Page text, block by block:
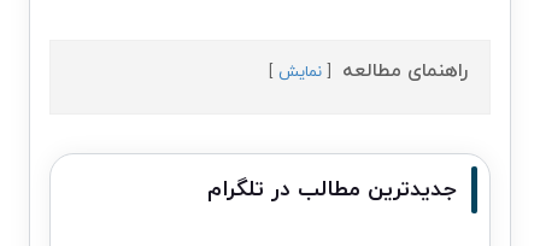
راهنمای مطالعه نمایش
جدیدترین مطالب در تلگرام